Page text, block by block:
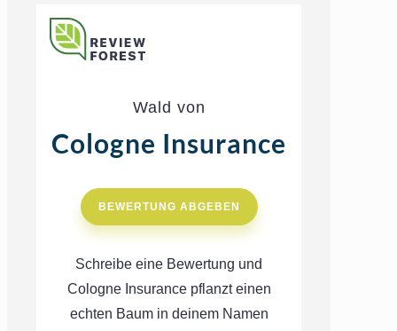
Wald von
Cologne Insurance
BEWERTUNG ABGEBEN
Schreibe eine Bewertung und
Cologne Insurance pflanzt einen
echten Baum in deinem Namen